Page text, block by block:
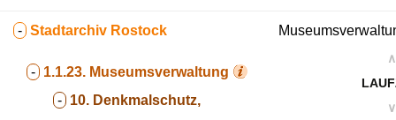
- Stadtarchiv Rostock
- 1.1.23. Museumsverwaltung
- 10. Denkmalschutz,
∧
∨